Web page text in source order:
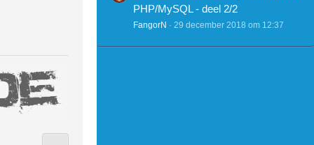
PHP/MySQL - deel 2/2
FangorN 29 december 2018 om 12:37